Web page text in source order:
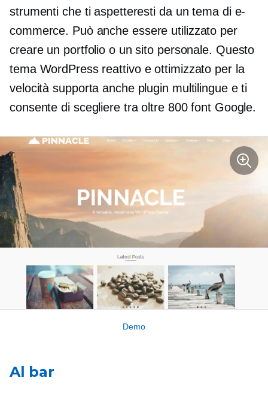
strumenti che ti aspetteresti da un tema di e-
commerce. Può anche essere utilizzato per
creare un portfolio o un sito personale. Questo
tema WordPress reattivo e ottimizzato per la
velocità supporta anche plugin multilingue e ti
consente di scegliere tra oltre 800 font Google.
Demo
Al bar